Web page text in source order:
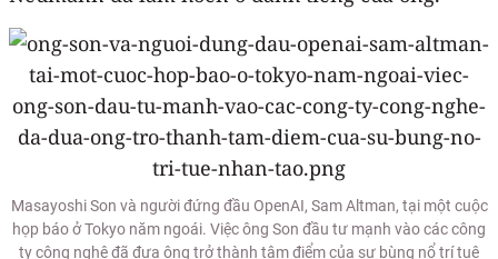
Masayoshi Son và người đứng đầu OpenAI, Sam Altman, tại một cuộc
họp báo ở Tokyo năm ngoái. Việc ông Son đầu tư mạnh vào các công
ty công nghệ đã đưa ông trở thành tâm điểm của sự bùng nổ trí tuệ